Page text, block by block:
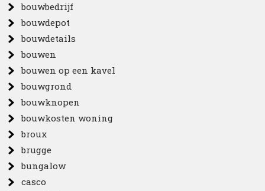
bouwbedrijf
bouwdepot
bouwdetails
bouwen
bouwen op een kavel
bouwgrond
bouwknopen
bouwkosten woning
broux
brugge
bungalow
casco